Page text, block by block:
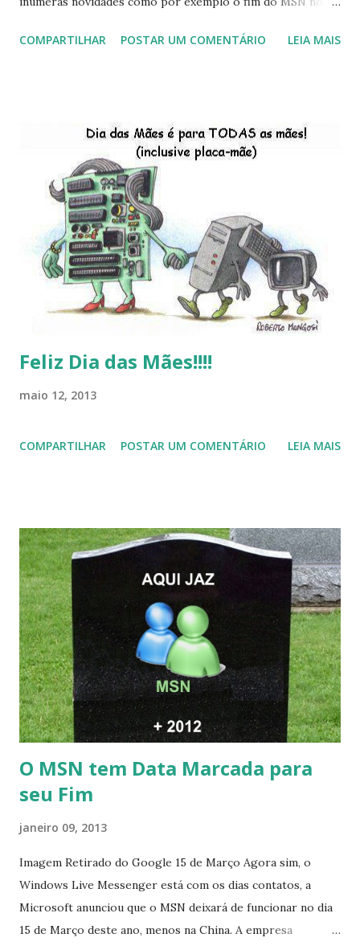
do Kaiana que será lançada em 2013, distro nacional , a
do LibreOffice , o IX Latinoware, a Microsoft boicotando o
Linux (como sempre), o lançamento do Windows 8 e a sua
baixa taxa de adesão pelos usuários, entre out ros. Gostaria
de desejar a todos Boas Festas e que em 2013 possamos
estar juntos novamente. Feliz Natal!!!! F eli z 2013 a todos!!!
COMPARTILHAR POSTAR UM COMENTÁRIO LEIA MAIS
Feliz Dia das Mães!!!!
maio 12, 2013
COMPARTILHAR POSTAR UM COMENTÁRIO LEIA MAIS
O MSN tem Data Marcada para
seu Fim
janeiro 09, 2013
Imagem Retirado do Google 15 de Março Agora sim, o
Windows Live Messenger está com os dias contatos, a
Microsoft anunciou que o MSN deixará de funcionar no dia
15 de Março deste ano, menos na China. A empresa